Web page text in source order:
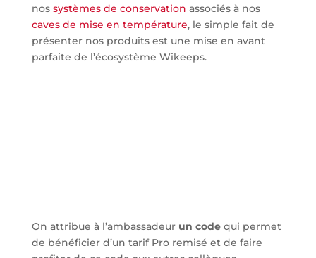
nos systèmes de conservation associés à nos
caves de mise en température, le simple fait de
présenter nos produits est une mise en avant
parfaite de l’écosystème Wikeeps.
On attribue à l’ambassadeur un codequi permet
de bénéficier d’un tarif Pro remisé et de faire